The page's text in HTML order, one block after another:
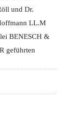
und Dr.
LL.M
BENESCH &
geführten